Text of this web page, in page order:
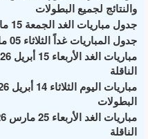
والنتائج لجميع البطولات
جدول مباريات الغد الجمعة 15 مايو 2026 - مواعيد وقنوات النقل
جدول المباريات غداً الثلاثاء 05 مايو 2026 - كل المواعيد والبطولات
الناقلة
البطولات
الناقلة